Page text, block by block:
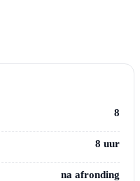
8
8 uur
na afronding